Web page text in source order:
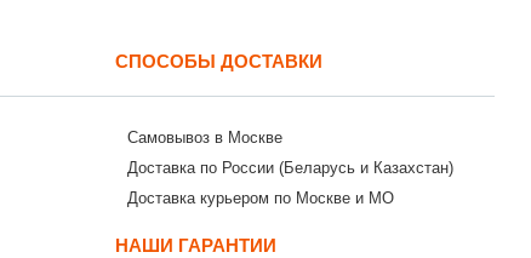
СПОСОБЫ ДОСТАВКИ
Самовывоз в Москве
Доставка по России (Беларусь и Казахстан)
Доставка курьером по Москве и МО
НАШИ ГАРАНТИИ